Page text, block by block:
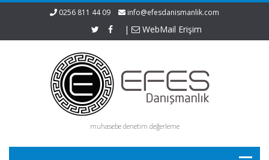
0256 811 44 09 info@efesdanismanlik.com
| WebMail Erişim
muhasebe denetim değerleme